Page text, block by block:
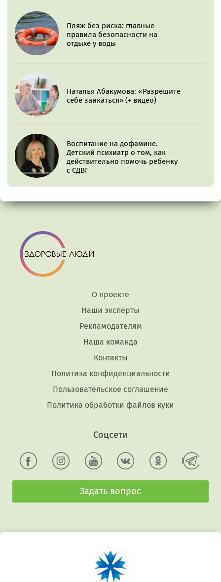
Пляж без риска: главные
правила безопасности на
отдыхе у воды
Наталья Абакумова: «Разрешите
себе заикаться» (+ видео)
Воспитание на дофамине.
Детский психиатр о том, как
действительно помочь ребенку
с СДВГ
О проекте
Наши эксперты
Рекламодателям
Наша команда
Контакты
Политика конфиденциальности
Пользовательское соглашение
Политика обработки файлов куки
Соцсети
Задать вопрос